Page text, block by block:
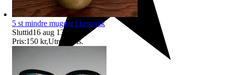
5 st mindre muggar i keramik
Sluttid16 aug 13:30
Pris:150 kr,Utropspris.